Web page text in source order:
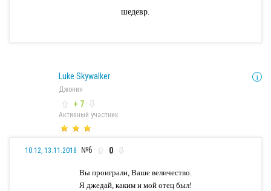
шедевр.
Luke Skywalker
Джонин
+ 7
Активный участник
10:12, 13.11.2018 №6 0
Вы проиграли, Ваше величество.
Я джедай, каким и мой отец был!